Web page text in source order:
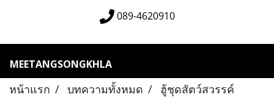
089-4620910
MEETANGSONGKHLA
หน้าแรก บทความทั้งหมด
ฮู้ชุดสัตว์สวรรค์